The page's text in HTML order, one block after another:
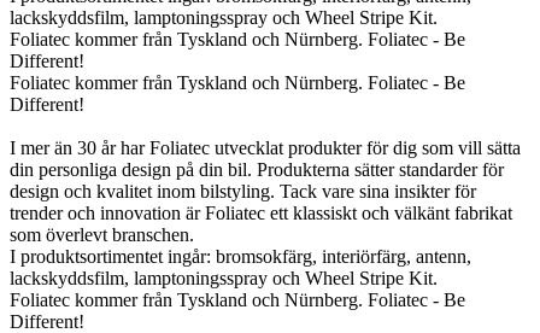
lackskyddsfilm, lamptoningsspray och Wheel Stripe Kit.
Foliatec kommer från Tyskland och Nürnberg. Foliatec - Be
Different!
Foliatec kommer från Tyskland och Nürnberg. Foliatec - Be
Different!
I mer än 30 år har Foliatec utvecklat produkter för dig som vill sätta
din personliga design på din bil. Produkterna sätter standarder för
design och kvalitet inom bilstyling. Tack vare sina insikter för
trender och innovation är Foliatec ett klassiskt och välkänt fabrikat
som överlevt branschen.
I produktsortimentet ingår: bromsokfärg, interiörfärg, antenn,
lackskyddsfilm, lamptoningsspray och Wheel Stripe Kit.
Foliatec kommer från Tyskland och Nürnberg. Foliatec - Be
Different!